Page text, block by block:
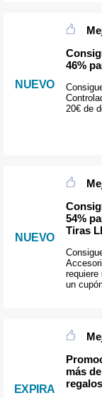
NUEVO
46%
20€ de
NUEVO
54%
Tiras
un
EXPIRA
más